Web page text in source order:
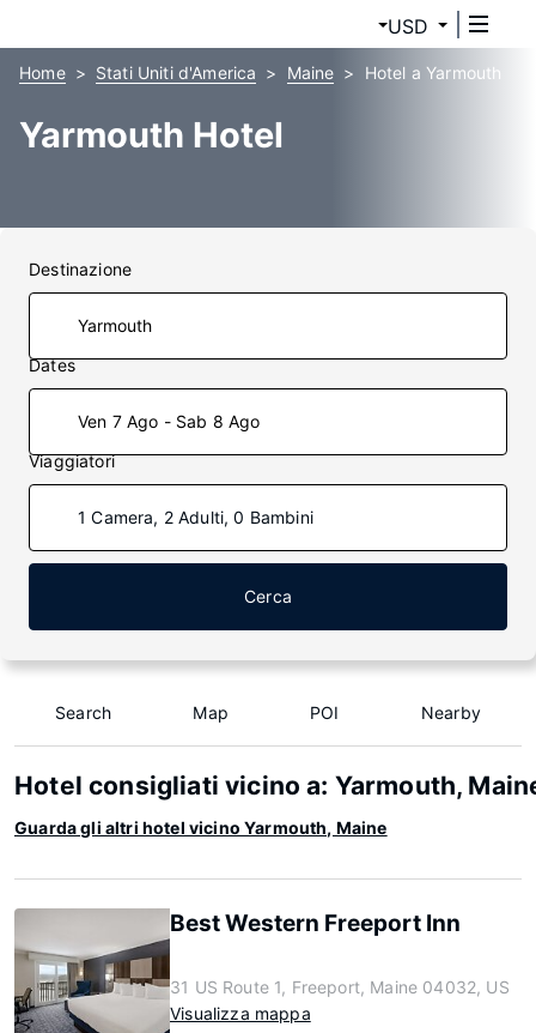
USD
Home Stati Uniti d'America Maine Hotel a Yarmouth
Yarmouth Hotel
Destinazione
Dates
Ven 7 Ago - Sab 8 Ago
Viaggiatori
1 Camera, 2 Adulti, 0 Bambini
Cerca
Search Map POI Nearby
Hotel consigliati vicino a: Yarmouth,
Guarda gli altri hotel vicino Yarmouth, Maine
Best Western Freeport Inn
31 US Route 1, Freeport, Maine 04032, US
Visualizza mappa